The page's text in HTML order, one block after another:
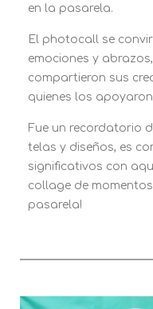
en la pasarela.
El photocall se
emociones y
compartieron sus
quienes los
Fue un recordatorio
telas y diseños, es
significativos con
collage de
pasarela!